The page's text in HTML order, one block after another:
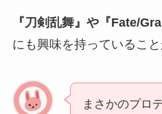
『刀剣乱舞』や『Fate/
にも興味を持っていること
まさかのプロ